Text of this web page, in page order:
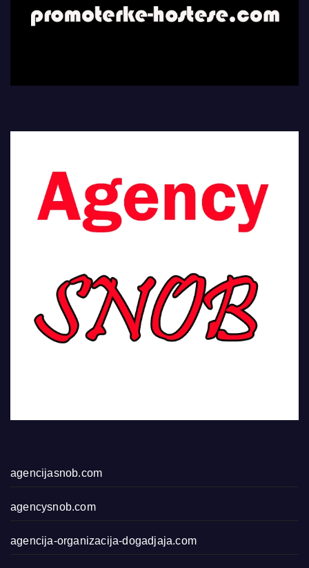
agencijasnob.com
agencysnob.com
agencija-organizacija-dogadjaja.com